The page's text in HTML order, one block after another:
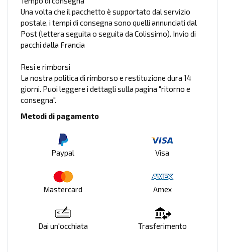
Una volta che il pacchetto è supportato dal servizio
postale, i tempi di consegna sono quelli annunciati dal
Post (lettera seguita o seguita da Colissimo). Invio di
pacchi dalla Francia
Resi e rimborsi
La nostra politica di rimborso e restituzione dura 14
giorni. Puoi leggere i dettagli sulla pagina "ritorno e
consegna".
Metodi di pagamento
Paypal Visa
Mastercard Amex
Dai un'occhiata Trasferimento